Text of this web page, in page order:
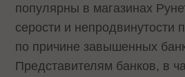
популярны в магазинах
серости и непродвинутости
по причине завышенных
Представителям банков, в